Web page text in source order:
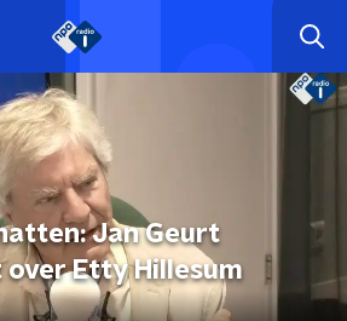
Jan Geurt
over Etty Hillesum